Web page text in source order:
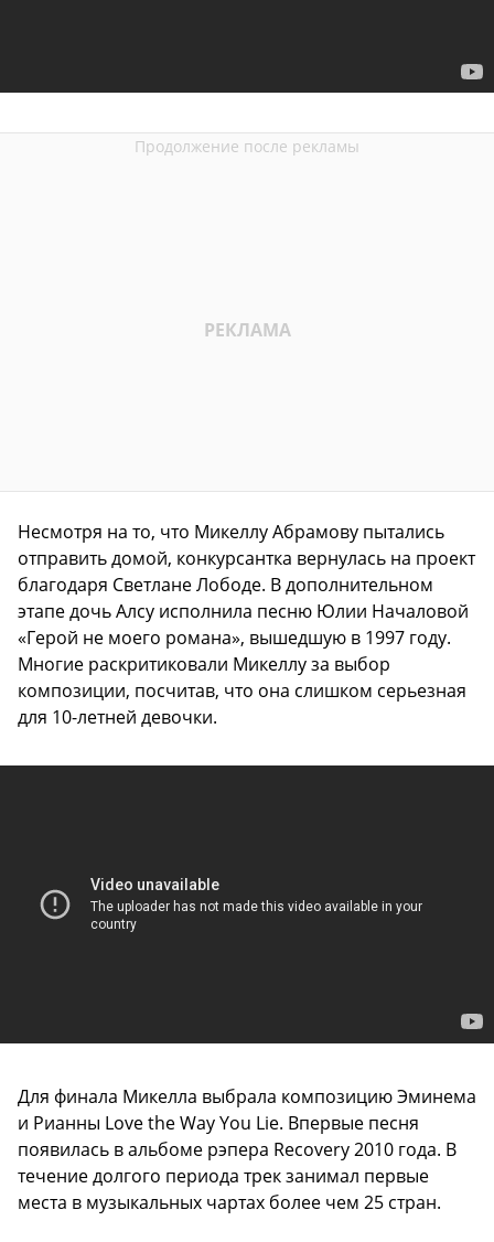
Несмотря на то, что Микеллу Абрамову пытались
отправить домой, конкурсантка вернулась на проект
благодаря Светлане Лободе. В дополнительном
этапе дочь Алсу исполнила песню Юлии Началовой
«Герой не моего романа», вышедшую в 1997 году.
Многие раскритиковали Микеллу за выбор
композиции, посчитав, что она слишком серьезная
для 10-летней девочки.
Для финала Микелла выбрала композицию Эминема
и Рианны Love the Way You Lie. Впервые песня
появилась в альбоме рэпера Recovery 2010 года. В
течение долгого периода трек занимал первые
места в музыкальных чартах более чем 25 стран.